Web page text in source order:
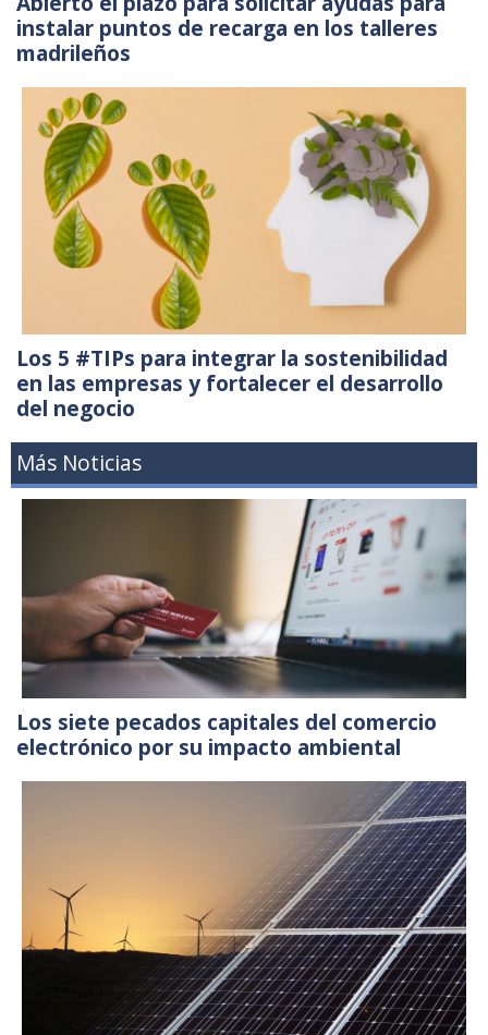
instalar puntos de recarga en los talleres
madrileños
Los 5 #TIPs para integrar la sostenibilidad
en las empresas y fortalecer el desarrollo
del negocio
Más Noticias
Los siete pecados capitales del comercio
electrónico por su impacto ambiental